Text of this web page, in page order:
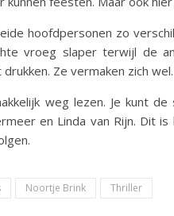
hoofdpersonen zo
vroeg slaper terwijl de
Ze vermaken zich
weg lezen. Je kunt
en Linda van Rijn. Dit
Noortje Brink Thriller